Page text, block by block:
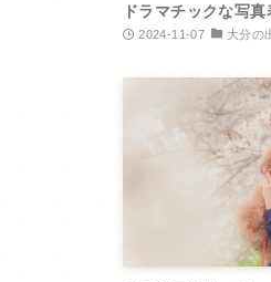
ドラマチックな写
2024-11-07 大分の